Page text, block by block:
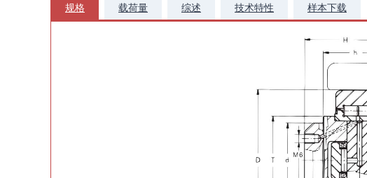
规格 载荷量 综述 技术特性 样本下载